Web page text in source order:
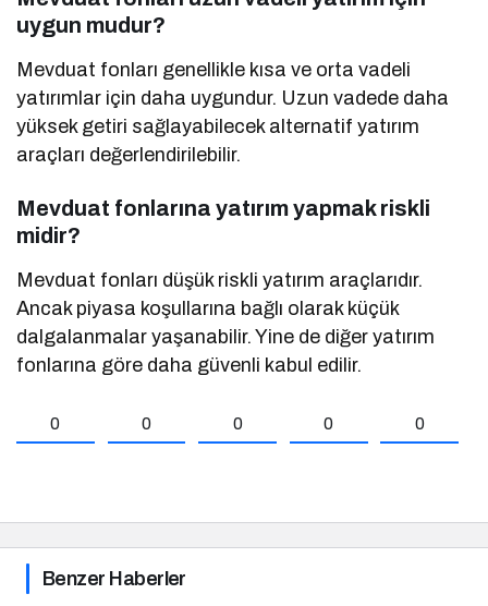
uygun mudur?
Mevduat fonları genellikle kısa ve orta vadeli
yatırımlar için daha uygundur. Uzun vadede daha
yüksek getiri sağlayabilecek alternatif yatırım
araçları değerlendirilebilir.
Mevduat fonlarına yatırım yapmak riskli
midir?
Mevduat fonları düşük riskli yatırım araçlarıdır.
Ancak piyasa koşullarına bağlı olarak küçük
dalgalanmalar yaşanabilir. Yine de diğer yatırım
fonlarına göre daha güvenli kabul edilir.
0 0 0 0 0
Benzer Haberler